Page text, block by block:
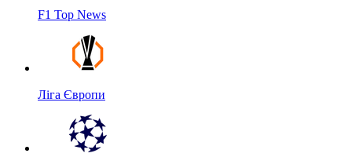
F1 Top News
Ліга Європи